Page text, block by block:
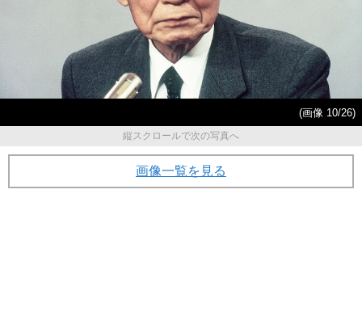
(画像 10/26)
縦スクロールで次の写真へ
画像一覧を見る